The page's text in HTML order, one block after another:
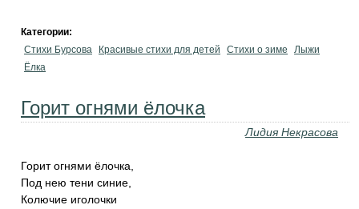
Категории:
Стихи Бурсова
Красивые стихи для детей Стихи о зиме
Лыжи
Ёлка
Горит огнями ёлочка
Лидия Некрасова
Горит огнями ёлочка,
Под нею тени синие,
Колючие иголочки